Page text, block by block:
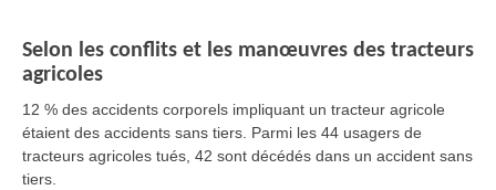
Selon les conflits et les manœuvres des tracteurs
agricoles
12 % des accidents corporels impliquant un tracteur agricole
étaient des accidents sans tiers. Parmi les 44 usagers de
tracteurs agricoles tués, 42 sont décédés dans un accident sans
tiers.